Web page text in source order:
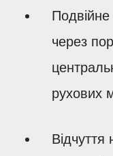
через
рухових
Відчуття